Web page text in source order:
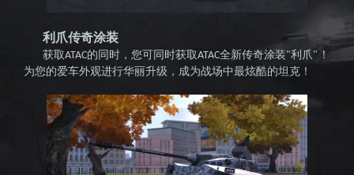
利爪传奇涂装
获取ATAC的同时，您可同时获取ATAC全新传奇涂装"利爪 "！
为您的爱车外观进行华丽升级，成为战场中最炫酷的坦克！